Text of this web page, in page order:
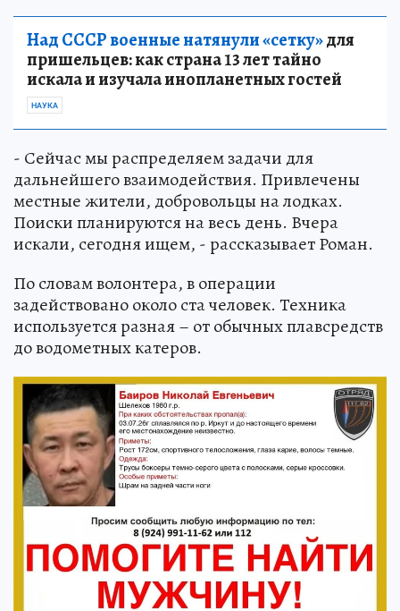
Над СССР военные натянули «сетку»для
пришельцев: как страна 13 лет тайно
искала и изучала инопланетных гостей
НАУКА
- Сейчас мы распределяем задачи для
дальнейшего взаимодействия. Привлечены
местные жители, добровольцы на лодках.
Поиски планируются на весь день. Вчера
искали, сегодня ищем, - рассказывает Роман.
По словам волонтера, в операции
задействовано около ста человек. Техника
используется разная – от обычных плавсредств
до водометных катеров.